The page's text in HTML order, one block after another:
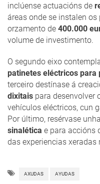
inclúense actuacións de
áreas onde se instalen os
orzamento de 400.000
volume de investimento.
O segundo eixo
patinetes eléctricos para
terceiro destínase á
dixitais para desenvolver
vehículos eléctricos, cun
Por último, resérvase
sinalética e para accións
das experiencias xeradas
AXUDAS AYUDAS